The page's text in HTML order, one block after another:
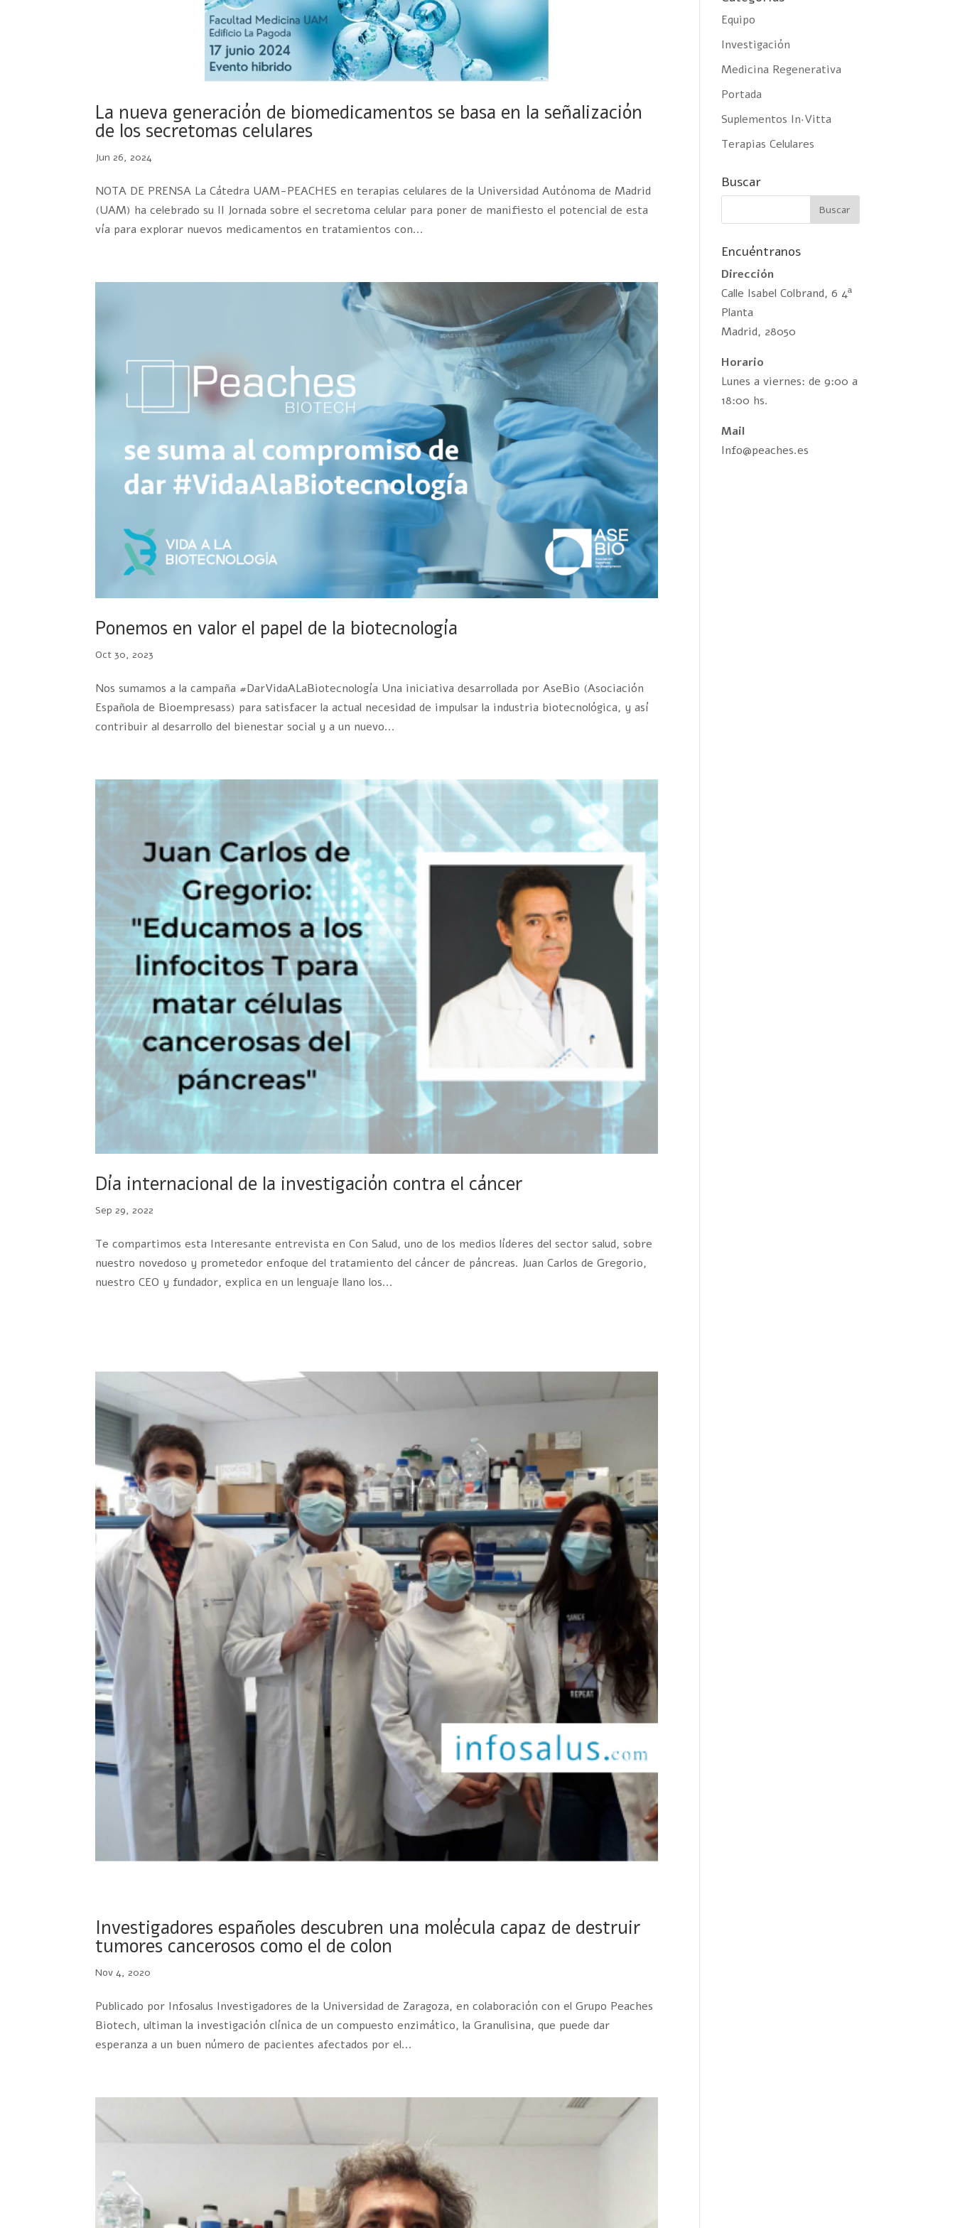
La nueva generación de biomedicamentos se basa en la señalización
de los secretomas celulares
Jun 26, 2024
NOTA DE PRENSA La Cátedra UAM-PEACHES en terapias celulares de la Universidad Autónoma de Madrid
(UAM) ha celebrado su II Jornada sobre el secretoma celular para poner de manifiesto el potencial de esta
vía para explorar nuevos medicamentos en tratamientos con...
Ponemos en valor el papel de la biotecnología
Oct 30, 2023
Nos sumamos a la campaña #DarVidaALaBiotecnología Una iniciativa desarrollada por AseBio (Asociación
Española de Bioempresass) para satisfacer la actual necesidad de impulsar la industria biotecnológica, y así
contribuir al desarrollo del bienestar social y a un nuevo...
Día internacional de la investigación contra el cáncer
Sep 29, 2022
Te compartimos esta Interesante entrevista en Con Salud, uno de los medios líderes del sector salud, sobre
nuestro novedoso y prometedor enfoque del tratamiento del cáncer de páncreas. Juan Carlos de Gregorio,
nuestro CEO y fundador, explica en un lenguaje llano los...
Investigadores españoles descubren una molécula capaz de destruir
tumores cancerosos como el de colon
Nov 4, 2020
Publicado por Infosalus Investigadores de la Universidad de Zaragoza, en colaboración con el Grupo Peaches
Biotech, ultiman la investigación clínica de un compuesto enzimático, la Granulisina, que puede dar
esperanza a un buen número de pacientes afectados por el...
Equipo
Investigación
Medicina Regenerativa
Portada
Suplementos In·Vitta
Terapias Celulares
Buscar
Encuéntranos
Dirección
Calle Isabel Colbrand, 6 4ª
Planta
Madrid, 28050
Horario
Lunes a viernes: de 9:00 a
18:00 hs.
Mail
Info@peaches.es